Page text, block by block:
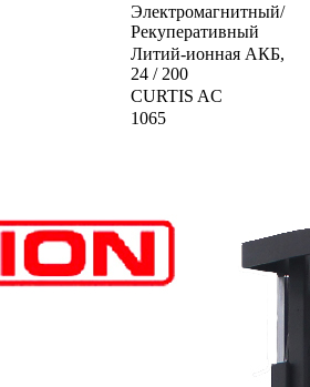
Электромагнитный/
Рекуперативный
Литий-ионная АКБ,
24 / 200
CURTIS AC
1065